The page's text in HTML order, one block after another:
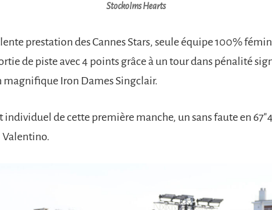
Stockolms Hearts
prestation des Cannes Stars, seule équipe 100%
de piste avec 4 points grâce à un tour dans pénalité
magnifique Iron Dames Singclair.
individuel de cette première manche, un sans faute en